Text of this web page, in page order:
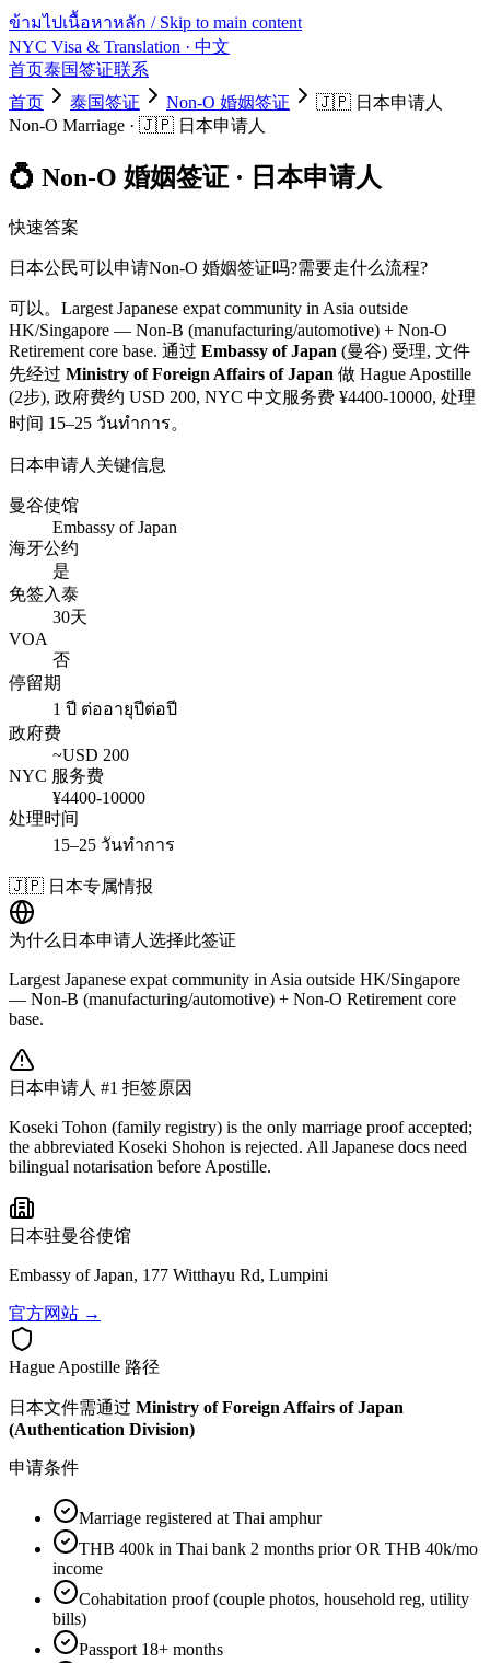
ข้ามไปเนื้อหาหลัก / Skip to main content
NYC Visa & Translation · 中文
首页泰国签证联系
首页
泰国签证 Non-O 婚姻签证 🇯🇵 日本申请人
Non-O Marriage · 🇯🇵 日本申请人
💍 Non-O 婚姻签证 · 日本申请人
快速答案
日本公民可以申请Non-O 婚姻签证吗?需要走什么流程?
可以。 Largest Japanese expat community in Asia outside
HK/Singapore — Non-B (manufacturing/automotive) + Non-O
Retirement core base. 通过 Embassy of Japan (曼谷) 受理, 文件
先经过 Ministry of Foreign Affairs of Japan 做 Hague Apostille
(2步), 政府费约 USD 200, NYC 中文服务费 ¥4400-10000, 处理
时间 15–25 วันทำการ。
日本申请人关键信息
曼谷使馆
Embassy of Japan
海牙公约
是
免签入泰
30天
VOA
否
停留期
1 ปี ต่ออายุปีต่อปี
政府费
~USD 200
NYC 服务费
¥4400-10000
处理时间
15–25 วันทำการ
🇯🇵 日本专属情报
为什么 日本申请人选择此签证
Largest Japanese expat community in Asia outside HK/Singapore
— Non-B (manufacturing/automotive) + Non-O Retirement core
base.
日本申请人 #1 拒签原因
Koseki Tohon (family registry) is the only marriage proof accepted;
the abbreviated Koseki Shohon is rejected. All Japanese docs need
bilingual notarisation before Apostille.
日本驻曼谷使馆
Embassy of Japan, 177 Witthayu Rd, Lumpini
官方网站 →
Hague Apostille 路径
日本文件需通过 Ministry of Foreign Affairs of Japan
(Authentication Division)
申请条件
Marriage registered at Thai amphur
THB 400k in Thai bank 2 months prior OR THB 40k/mo
income
Cohabitation proof (couple photos, household reg, utility
bills)
Passport 18+ months